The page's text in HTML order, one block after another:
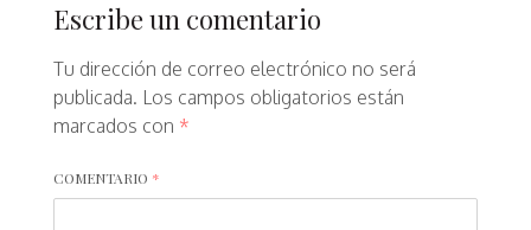
Escribe un comentario
Tu dirección de correo electrónico no será
publicada. Los campos obligatorios están
marcados con *
COMENTARIO *